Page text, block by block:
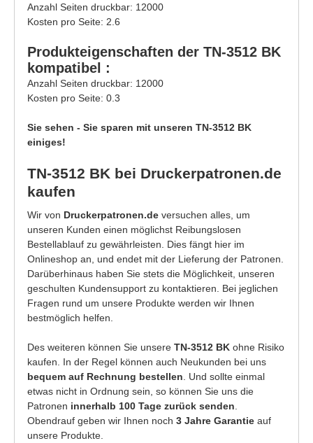
Anzahl Seiten druckbar: 12000
Kosten pro Seite: 2.6
Produkteigenschaften der TN-3512 BK
kompatibel :
Anzahl Seiten druckbar: 12000
Kosten pro Seite: 0.3
Sie sehen - Sie sparen mit unseren TN-3512 BK
einiges!
TN-3512 BK bei Druckerpatronen.de
kaufen
Wir von Druckerpatronen.de versuchen alles, um
unseren Kunden einen möglichst Reibungslosen
Bestellablauf zu gewährleisten. Dies fängt hier im
Onlineshop an, und endet mit der Lieferung der Patronen.
Darüberhinaus haben Sie stets die Möglichkeit, unseren
geschulten Kundensupport zu kontaktieren. Bei jeglichen
Fragen rund um unsere Produkte werden wir Ihnen
bestmöglich helfen.
Des weiteren können Sie unsere TN-3512 BK ohne Risiko
kaufen. In der Regel können auch Neukunden bei uns
bequem auf Rechnung bestellen . Und sollte einmal
etwas nicht in Ordnung sein, so können Sie uns die
Patronen innerhalb 100 Tage zurück senden
Obendrauf geben wir Ihnen noch 3 Jahre Garantie auf
unsere Produkte.